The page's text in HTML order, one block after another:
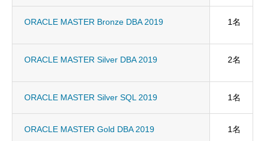
残業規制
社内システム
ORACLE MASTER Bronze DBA 2019 1名
ORACLE MASTER Silver DBA 2019 2名
ORACLE MASTER Silver SQL 2019 1名
ORACLE MASTER Gold DBA 2019 1名